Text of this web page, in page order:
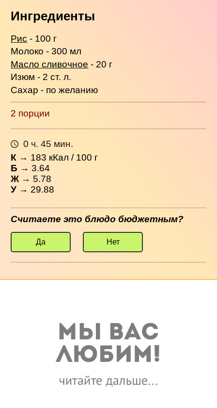
Ингредиенты
Рис - 100 г
Молоко - 300 мл
Масло сливочное - 20 г
Изюм - 2 ст. л.
Сахар - по желанию
2 порции
0 ч. 45 мин.
К → 183 кКал / 100 г
Б → 3.64
Ж → 5.78
У → 29.88
Считаете это блюдо бюджетным?
Да Нет